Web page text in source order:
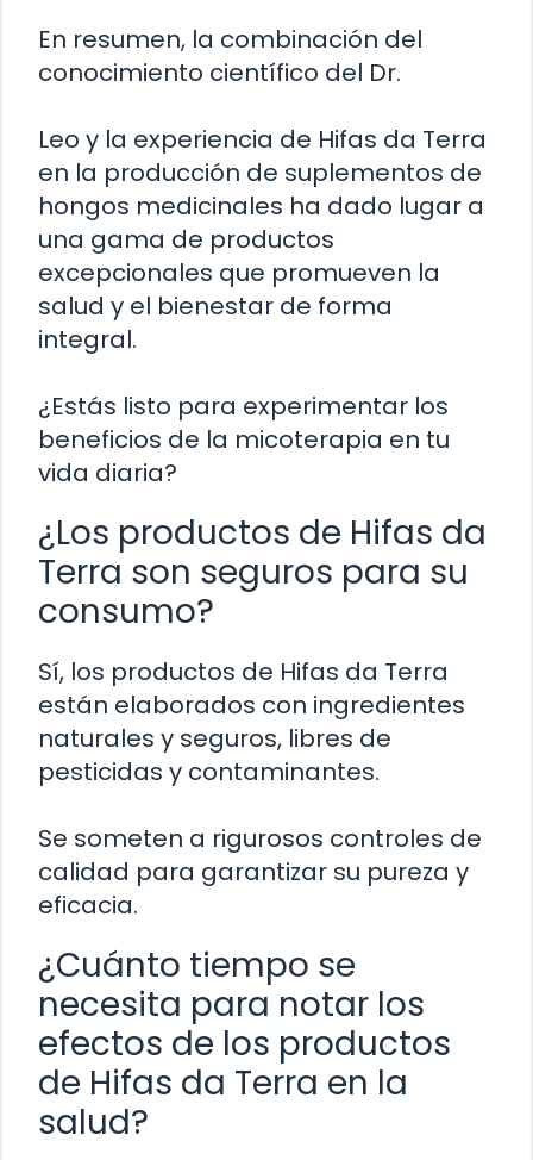
En resumen, la combinación del
conocimiento científico del Dr.
Leo y la experiencia de Hifas da Terra
en la producción de suplementos de
hongos medicinales ha dado lugar a
una gama de productos
excepcionales que promueven la
salud y el bienestar de forma
integral.
¿Estás listo para experimentar los
beneficios de la micoterapia en tu
vida diaria?
¿Los productos de Hifas da
Terra son seguros para su
consumo?
Sí, los productos de Hifas da Terra
están elaborados con ingredientes
naturales y seguros, libres de
pesticidas y contaminantes.
Se someten a rigurosos controles de
calidad para garantizar su pureza y
eficacia.
¿Cuánto tiempo se
necesita para notar los
efectos de los productos
de Hifas da Terra en la
salud?